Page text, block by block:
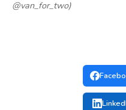
@van_for_two)